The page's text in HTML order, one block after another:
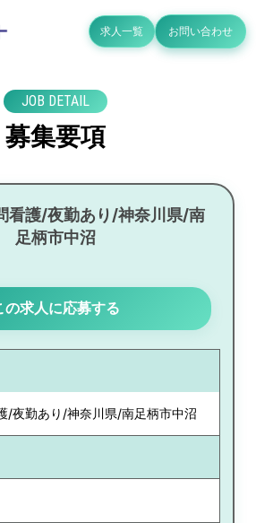
求人一覧 お問い合わせ
JOB DETAIL
募集要項
看護/夜勤あり/神奈川県/南
足柄市中沼
の求人に応募する
/夜勤あり/神奈川県/南足柄市中沼